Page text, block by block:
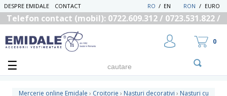
DESPRE EMIDALE CONTACT RON / EURO
EN
/
RO
Telefon contact (mobil): 0722.609.312 / 0723.531.822 /
0
Mercerie online Emidale › Croitorie › Nasturi decorativi › Nasturi cu